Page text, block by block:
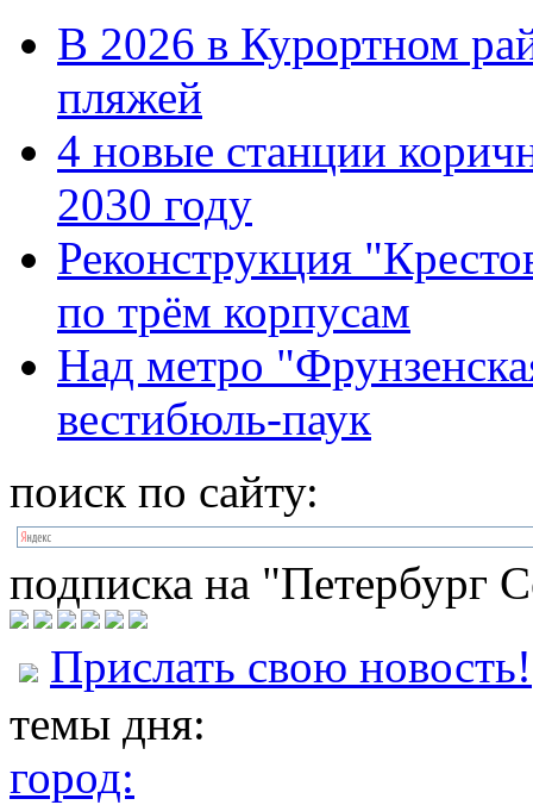
В 2026 в Курортном
пляжей
4 новые станции
2030 году
Реконструкция
по трём корпусам
Над метро
вестибюль-паук
поиск по сайту:
подписка на "Петербург
Прислать свою новость!
темы дня:
город: